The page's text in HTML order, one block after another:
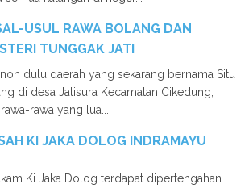
USUL RAWA BOLANG DAN
TUNGGAK JATI
dulu daerah yang sekarang bernama Situ
di desa Jatisura Kecamatan Cikedung,
rawa yang lua...
KI JAKA DOLOG INDRAMAYU
Ki Jaka Dolog terdapat dipertengahan